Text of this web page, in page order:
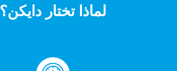
لماذا تختار دايكن؟